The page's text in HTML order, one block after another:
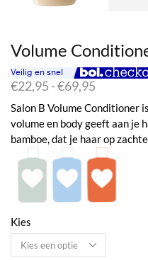
Volume
€22,95 -€69,95
tot
€69,95
Salon B Volume Conditioner
volume en body geeft aan je
bamboe, dat je haar op
Kies